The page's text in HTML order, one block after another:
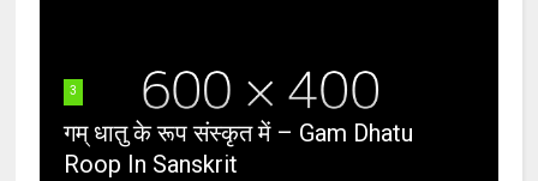
3
गम् धातु के रूप संस्कृत में – Gam Dhatu
Roop In Sanskrit